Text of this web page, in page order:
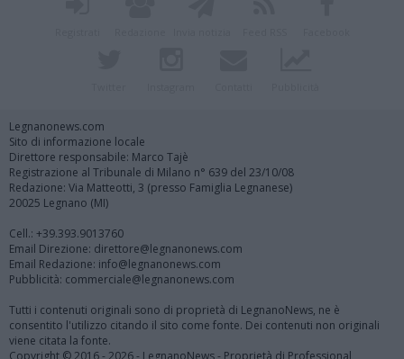
Legnanonews.com
Sito di informazione locale
Direttore responsabile: Marco Tajè
Registrazione al Tribunale di Milano n° 639 del 23/10/08
Redazione: Via Matteotti, 3 (presso Famiglia Legnanese)
20025 Legnano (MI)
Cell.: +39.393.9013760
Email Direzione: direttore@legnanonews.com
Email Redazione: info@legnanonews.com
Pubblicità: commerciale@legnanonews.com
Tutti i contenuti originali sono di proprietà di LegnanoNews, ne è
consentito l'utilizzo citando il sito come fonte. Dei contenuti non originali
viene citata la fonte.
Copyright © 2016 - 2026 - LegnanoNews - Proprietà di Professional